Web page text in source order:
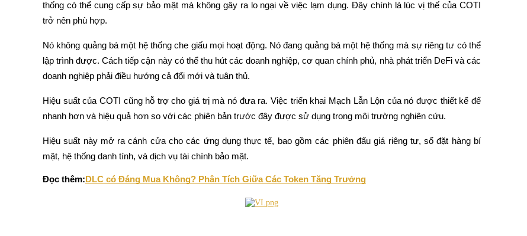
Hướng dẫn giao dịch Spot
Chiến lược giao dịch
Học cách duy trì lợi nhuận
thống có thể cung cấp sự bảo mật mà không gây ra lo ngại về việc lạm dụng. Đây chính là lúc vị thế của COTI
trở nên phù hợp.
Nó không quảng bá một hệ thống che giấu mọi hoạt động. Nó đang quảng bá một hệ thống mà sự riêng tư có thể
lập trình được. Cách tiếp cận này có thể thu hút các doanh nghiệp, cơ quan chính phủ, nhà phát triển DeFi và các
doanh nghiệp phải điều hướng cả đổi mới và tuân thủ.
Hiệu suất của COTI cũng hỗ trợ cho giá trị mà nó đưa ra. Việc triển khai Mạch Lẫn Lộn của nó được thiết kế để
nhanh hơn và hiệu quả hơn so với các phiên bản trước đây được sử dụng trong môi trường nghiên cứu.
Hiệu suất này mở ra cánh cửa cho các ứng dụng thực tế, bao gồm các phiên đấu giá riêng tư, sổ đặt hàng bí
mật, hệ thống danh tính, và dịch vụ tài chính bảo mật.
Đọc thêm: DLC có Đáng Mua Không? Phân Tích Giữa Các Token Tăng Trưởng